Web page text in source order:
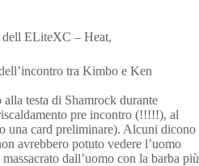
ELiteXC – Heat,
tra Kimbo e Ken
testa di Shamrock durante
pre incontro (!!!!!), al
una card preliminare). Alcuni dicono
avrebbero potuto vedere l’uomo
dall’uomo con la barba più